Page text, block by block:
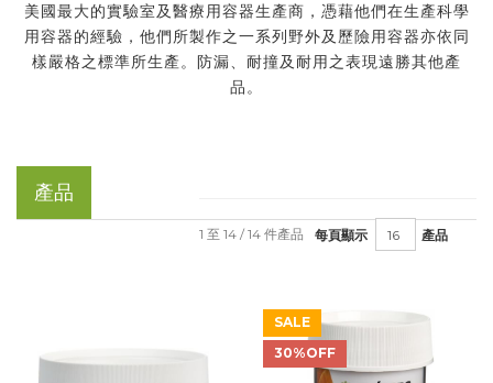
美國最大的實驗室及醫療用容器生產商，憑藉他們在生產科學
用容器的經驗，他們所製作之一系列野外及歷險用容器亦依同
樣嚴格之標準所生產。防漏、耐撞及耐用之表現遠勝其他產
品。
產品
每頁顯示 產品
1 至 14 / 14 件產品
SALE
30%OFF